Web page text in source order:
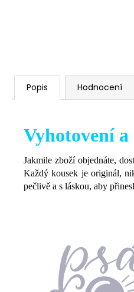
Popis Hodnocení
Vyhotovení
Jakmile zboží objednáte,
Každý kousek je originál,
pečlivě a s láskou, aby